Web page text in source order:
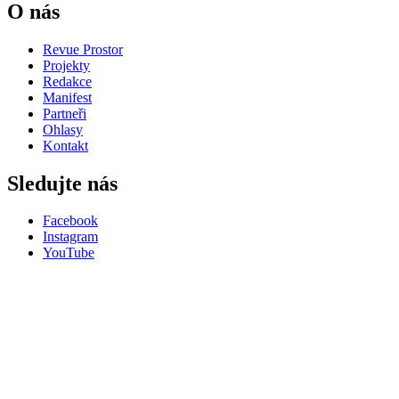
O nás
Revue Prostor
Projekty
Redakce
Manifest
Partneři
Ohlasy
Kontakt
Sledujte nás
Facebook
Instagram
YouTube